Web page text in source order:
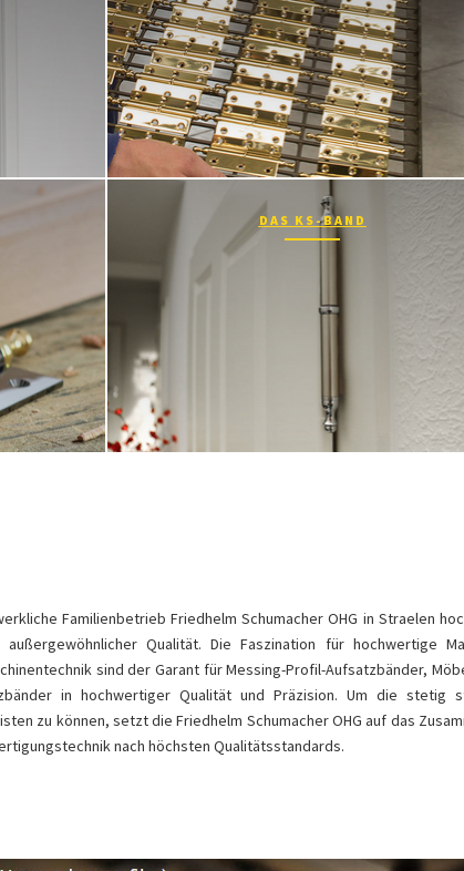
DAS KS-BAND
Familienbetrieb Friedhelm Schumacher OHG in Straelen
Qualität. Die Faszination für hochwertige
sind der Garant für Messing-Profil-Aufsatzbänder,
in hochwertiger Qualität und Präzision. Um die stetig
zu können, setzt die Friedhelm Schumacher OHG auf das
nach höchsten Qualitätsstandards.